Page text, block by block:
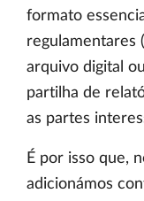
formato
regulamentares
arquivo digital
partilha de
as partes
É por isso que,
adicionámos